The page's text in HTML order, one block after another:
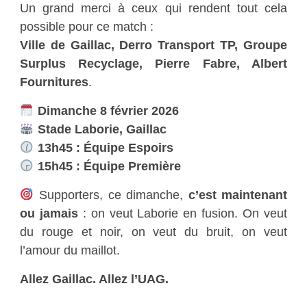
Un grand merci à ceux qui rendent tout cela
possible pour ce match :
Ville de Gaillac, Derro Transport TP, Groupe
Surplus Recyclage, Pierre Fabre, Albert
Fournitures.
Dimanche 8 février 2026
Stade Laborie, Gaillac
13h45 : Équipe Espoirs
15h45 : Équipe Première
Supporters, ce dimanche, c’est maintenant
ou jamais: on veut Laborie en fusion. On veut
du rouge et noir, on veut du bruit, on veut
l’amour du maillot.
Allez Gaillac. Allez l’UAG.